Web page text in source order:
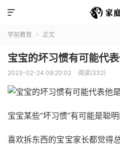

学前教育  正文
宝宝的坏习惯有可能代
2023-02-24 09:20:02 阅读(332)
宝宝某些“坏习惯”有可能是聪
喜欢拆东西的宝宝家长都觉得